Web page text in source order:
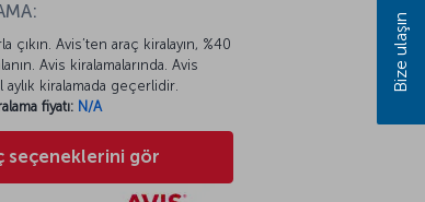
çıkın. Avis’ten araç kiralayın, %40
Avis kiralamalarında. Avis
kiralamada geçerlidir.
fiyatı: N/A
seçeneklerini gör
Bize ulaşın